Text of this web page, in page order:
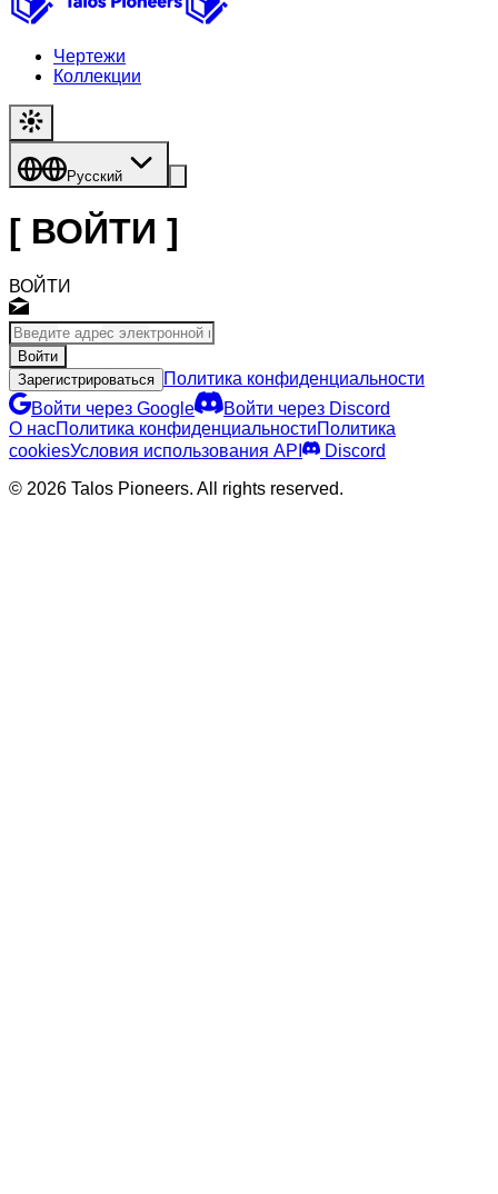
Чертежи
Коллекции
Русский
[ ВОЙТИ ]
ВОЙТИ
Войти
Зарегистрироваться
Политика конфиденциальности
Войти через Google
Войти через Discord
О насПолитика конфиденциальностиПолитика
cookiesУсловия использования API
Discord
© 2026 Talos Pioneers. All rights reserved.